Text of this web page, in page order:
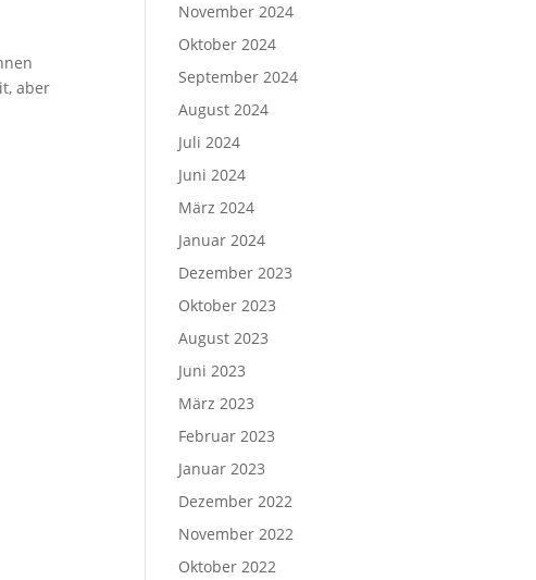
aber
November 2024
Oktober 2024
September 2024
August 2024
Juli 2024
Juni 2024
März 2024
Januar 2024
Dezember 2023
Oktober 2023
August 2023
Juni 2023
März 2023
Februar 2023
Januar 2023
Dezember 2022
November 2022
Oktober 2022